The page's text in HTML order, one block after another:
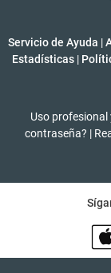
Servicio de Ayuda |
Estadísticas |
Uso profesional
contraseña? |